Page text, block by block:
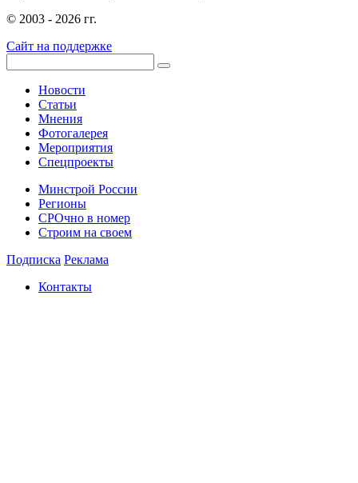
© 2003 - 2026 гг.
Сайт на поддержке
Новости
Статьи
Мнения
Фотогалерея
Мероприятия
Спецпроекты
Минстрой России
Регионы
СРОчно в номер
Строим на своем
Подписка Реклама
Контакты